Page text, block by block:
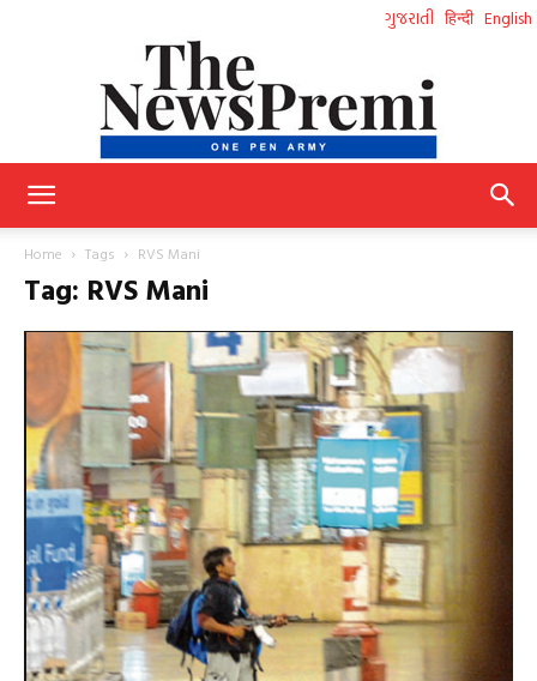
ગુજરાતી हिन्दी English
Home Tags RVS Mani
Tag: RVS Mani